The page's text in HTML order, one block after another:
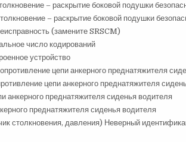
– раскрытие боковой подушки
– раскрытие боковой подушки
(замените SRSCM)
число кодирований
устройство
цепи анкерного преднатяжителя
цепи анкерного преднатяжителя
анкерного преднатяжителя сиденья водителя
преднатяжителя сиденья водителя
столкновения, давления) Неверный